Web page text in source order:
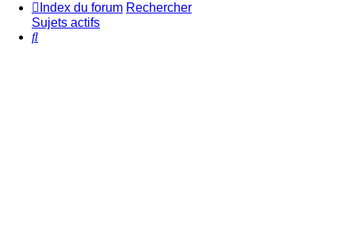
Index du forum Rechercher
Sujets actifs
Rechercher